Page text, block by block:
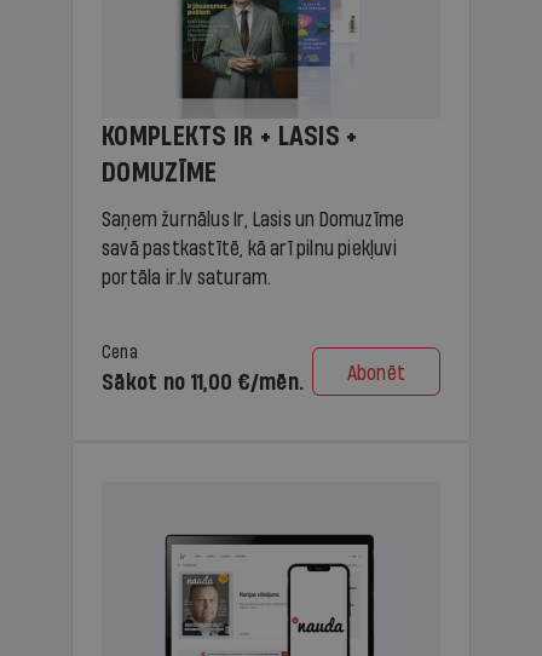
KOMPLEKTS IR + LASIS +
DOMUZĪME
Saņem žurnālus Ir, Lasis un Domuzīme
savā pastkastītē, kā arī pilnu piekļuvi
portāla ir.lv saturam.
Cena
Sākot no 11,00 €/mēn. Abonēt